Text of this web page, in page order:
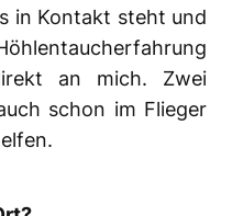
in Kontakt steht und
an mich. Zwei
schon im Flieger